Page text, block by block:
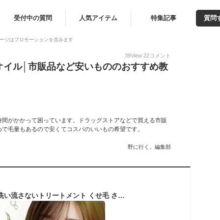
受付中の質問 人気アイテム 特集記事 質問
ジはプロモーションを含みます
39View 22コメント
ル│市販品など安いもののおすすめ教
がかかって困っています。ドラッグストアなどで買える市販
毛量もあるので安くてコスパのいいもの希望です。
野に行く。編集部
プリュムヘアオイル 洗い流さないトリートメント くせ毛 さらさら 大容量120mL アウトバストリートメント スタイリングも可 オイル 無香料 無添加 オーガニック プリュムヘアケア 湿気 広がらない ダメージケア 美容室専売 ケラチン コラーゲン ベタつかない 縮毛矯正ケア